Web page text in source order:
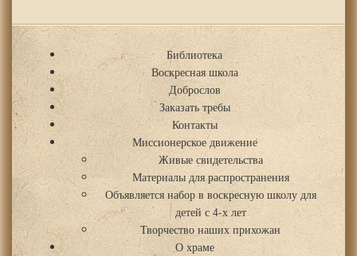
Библиотека
Воскресная школа
Доброслов
Заказать требы
Контакты
Миссионерское движение
Живые свидетельства
Материалы для распространения
Объявляется набор в воскресную школу для
детей с 4-х лет
Творчество наших прихожан
О храме